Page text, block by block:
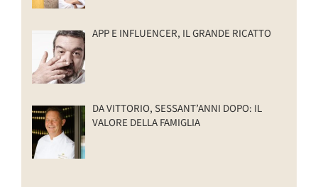
APP E INFLUENCER, IL GRANDE RICATTO
DA VITTORIO, SESSANT’ANNI DOPO: IL
VALORE DELLA FAMIGLIA